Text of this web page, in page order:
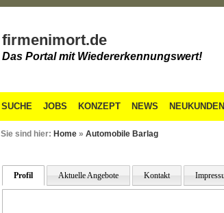
firmenimort.de
Das Portal mit Wiedererkennungswert!
SUCHE JOBS KONZEPT NEWS
Sie sind hier: Home » Automobile Barlag
Profil Aktuelle Angebote Kontakt